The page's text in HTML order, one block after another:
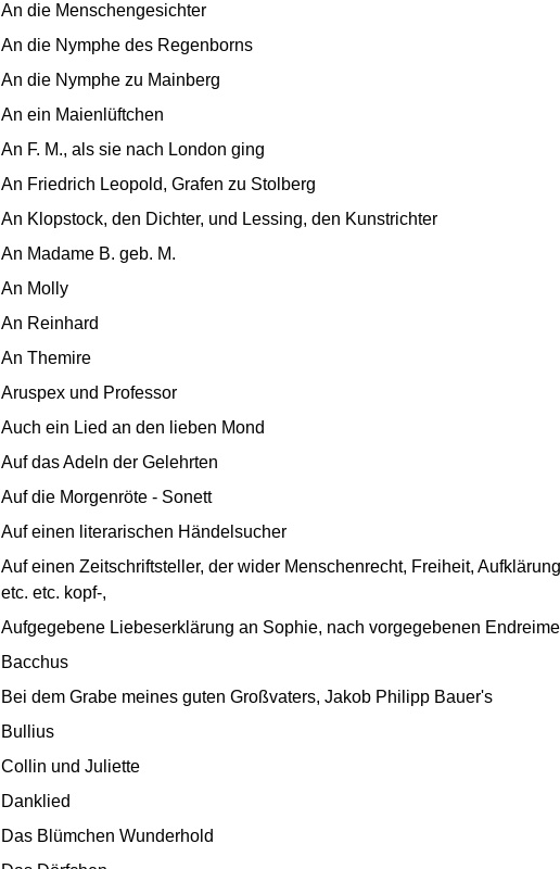
An die Menschengesichter
An die Nymphe des Regenborns
An die Nymphe zu Mainberg
An ein Maienlüftchen
An F. M., als sie nach London ging
An Friedrich Leopold, Grafen zu Stolberg
An Klopstock, den Dichter, und Lessing, den Kunstrichter
An Madame B. geb. M.
An Molly
An Reinhard
An Themire
Aruspex und Professor
Auch ein Lied an den lieben Mond
Auf das Adeln der Gelehrten
Auf die Morgenröte - Sonett
Auf einen literarischen Händelsucher
Auf einen Zeitschriftsteller, der wider Menschenrecht, Freiheit,
etc. etc. kopf-,
Aufgegebene Liebeserklärung an Sophie, nach vorgegebenen
Bacchus
Bei dem Grabe meines guten Großvaters, Jakob Philipp Bauer's
Bullius
Collin und Juliette
Danklied
Das Blümchen Wunderhold